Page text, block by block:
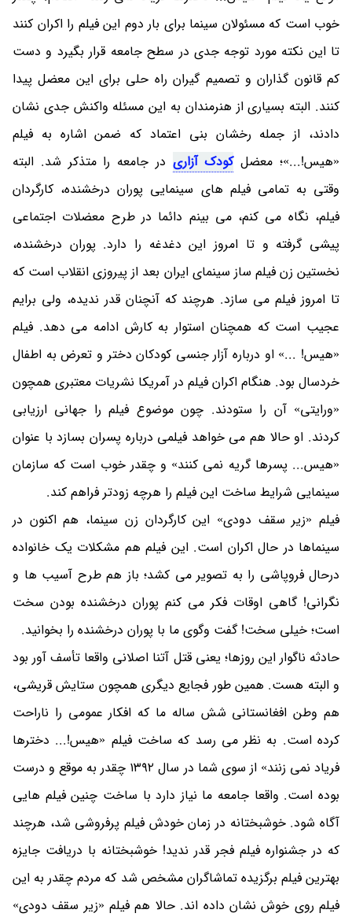
خوب است که مسئولان سینما برای بار دوم این فیلم را اکران کنند
تا این نکته مورد توجه جدی در سطح جامعه قرار بگیرد و دست
کم قانون گذاران و تصمیم گیران راه حلی برای این معضل پیدا
کنند. البته بسیاری از هنرمندان به این مسئله واکنش جدی نشان
دادند، از جمله رخشان بنی اعتماد که ضمن اشاره به فیلم
«هیس!...»؛ معضلکودک آزاری در جامعه را متذکر شد. البته
وقتی به تمامی فیلم های سینمایی پوران درخشنده، کارگردان
فیلم، نگاه می کنم، می بینم دائما در طرح معضلات اجتماعی
پیشی گرفته و تا امروز این دغدغه را دارد. پوران درخشنده،
نخستین زن فیلم ساز سینمای ایران بعد از پیروزی انقلاب است که
تا امروز فیلم می سازد. هرچند که آنچنان قدر ندیده، ولی برایم
عجیب است که همچنان استوار به کارش ادامه می دهد. فیلم
«هیس! ...» او درباره آزار جنسی کودکان دختر و تعرض به اطفال
خردسال بود. هنگام اکران فیلم در آمریکا نشریات معتبری همچون
«ورایتی» آن را ستودند. چون موضوع فیلم را جهانی ارزیابی
کردند. او حالا هم می خواهد فیلمی درباره پسران بسازد با عنوان
«هیس... پسرها گریه نمی کنند» و چقدر خوب است که سازمان
سینمایی شرایط ساخت این فیلم را هرچه زودتر فراهم کند.
فیلم «زیر سقف دودی» این کارگردان زن سینما، هم اکنون در
سینماها در حال اکران است. این فیلم هم مشکلات یک خانواده
درحال فروپاشی را به تصویر می کشد؛ باز هم طرح آسیب ها و
نگرانی! گاهی اوقات فکر می کنم پوران درخشنده بودن سخت
است؛ خیلی سخت! گفت وگوی ما با پوران درخشنده را بخوانید.
حادثه ناگوار این روزها؛ یعنی قتل آتنا اصلانی واقعا تأسف آور بود
و البته هست. همین طور فجایع دیگری همچون ستایش قریشی،
هم وطن افغانستانی شش ساله ما که افکار عمومی را ناراحت
کرده است. به نظر می رسد که ساخت فیلم «هیس!... دخترها
فریاد نمی زنند» از سوی شما در سال ١٣٩٢ چقدر به موقع و درست
بوده است. واقعا جامعه ما نیاز دارد با ساخت چنین فیلم هایی
آگاه شود. خوشبختانه در زمان خودش فیلم پرفروشی شد، هرچند
که در جشنواره فیلم فجر قدر ندید! خوشبختانه با دریافت جایزه
بهترین فیلم برگزیده تماشاگران مشخص شد که مردم چقدر به این
فیلم روی خوش نشان داده اند. حالا هم فیلم «زیر سقف دودی»